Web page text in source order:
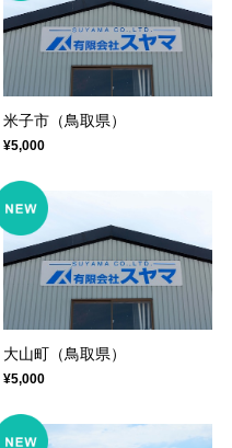
米子市（鳥取県）
¥5,000
大山町（鳥取県）
¥5,000